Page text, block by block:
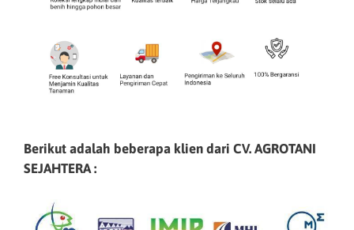
Berikut adalah beberapa klien dari CV. AGROTANI
SEJAHTERA :